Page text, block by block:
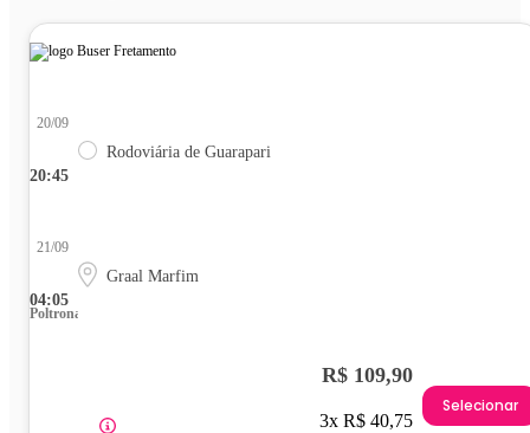
20:45
20/09
Rodoviária de Guarapari
04:05
21/09
Graal Marfim
Poltrona
R$ 109,90
3x R$ 40,75
Selecionar